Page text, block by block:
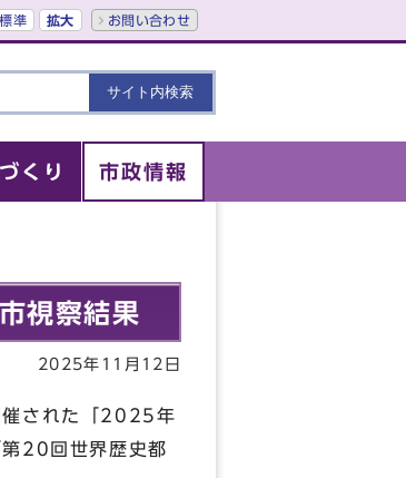
標準 拡大 お問い合わせ
くり 市政情報
視察結果
2025年11月12日
催された「2025年
20回世界歴史都